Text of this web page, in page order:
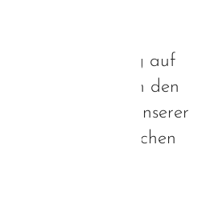
diesem Beitrag auf
hinweisen, gegen den
die sich von unserer
fühlen, widersprechen